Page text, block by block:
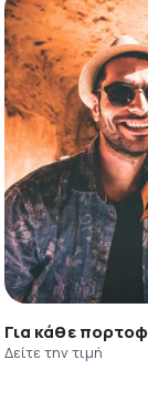
Για κάθε
Δείτε την τιμή